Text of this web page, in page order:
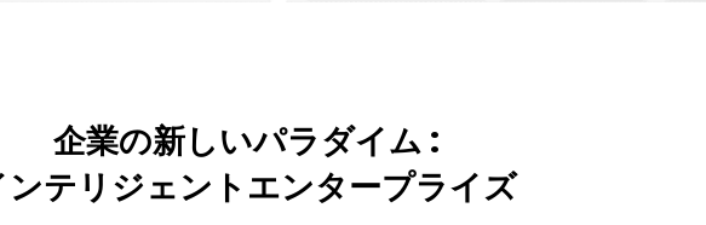
企業の新しいパラダイム :
ンテリジェントエンタープライズ